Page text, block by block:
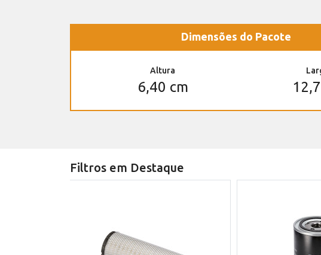
Dimensões do Pacote
Altura
6,40 cm
Filtros em Destaque